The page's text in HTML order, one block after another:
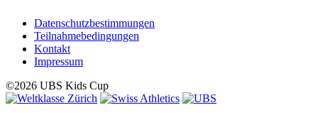
Datenschutzbestimmungen
Teilnahmebedingungen
Kontakt
Impressum
©2026 UBS Kids Cup